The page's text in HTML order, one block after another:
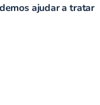
ajudar a tratar